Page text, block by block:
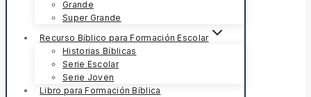
Grande
Super Grande
Recurso Bíblico para Formación Escolar
Historias Bíblicas
Serie Escolar
Serie Joven
Libro para Formación Bíblica